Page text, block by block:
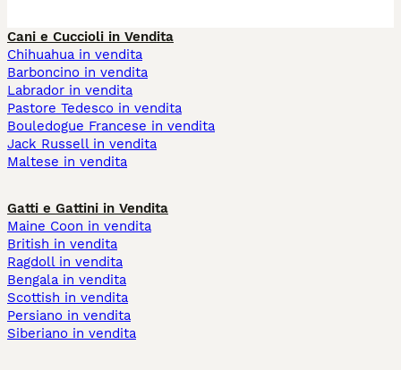
Cani e Cuccioli in Vendita
Chihuahua in vendita
Barboncino in vendita
Labrador in vendita
Pastore Tedesco in vendita
Bouledogue Francese in vendita
Jack Russell in vendita
Maltese in vendita
Gatti e Gattini in Vendita
Maine Coon in vendita
British in vendita
Ragdoll in vendita
Bengala in vendita
Scottish in vendita
Persiano in vendita
Siberiano in vendita